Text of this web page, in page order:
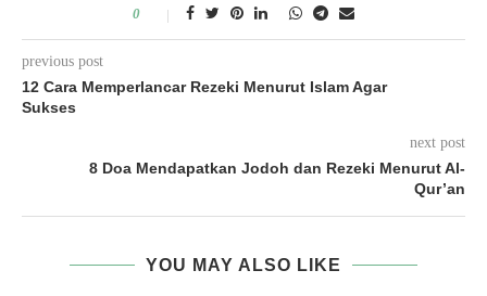
0
previous post
12 Cara Memperlancar Rezeki Menurut Islam Agar
Sukses
next post
8 Doa Mendapatkan Jodoh dan Rezeki Menurut Al-
Qur’an
YOU MAY ALSO LIKE